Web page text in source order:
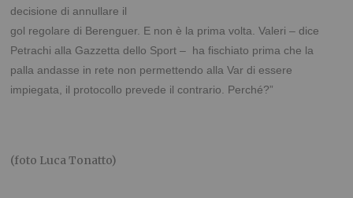
decisione di annullare il
gol regolare di Berenguer. E non è la prima volta. Valeri – dice
Petrachi alla Gazzetta dello Sport – ha fischiato prima che la
palla andasse in rete non permettendo alla Var di essere
impiegata, il protocollo prevede il contrario. Perché?”
(foto Luca Tonatto)